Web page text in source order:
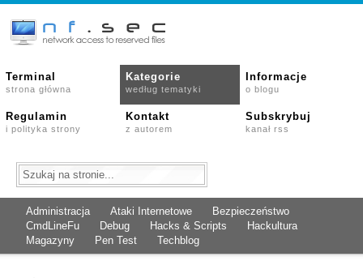
Terminal
strona główna
Kategorie
według tematyki
Informacje
o blogu
Regulamin
i polityka strony
Kontakt
z autorem
Subskrybuj
kanał rss
Administracja Ataki Internetowe
Bezpieczeństwo
CmdLineFu
Debug Hacks & Scripts
Hackultura
Magazyny
Pen Test Techblog